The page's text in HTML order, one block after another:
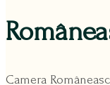
Camera